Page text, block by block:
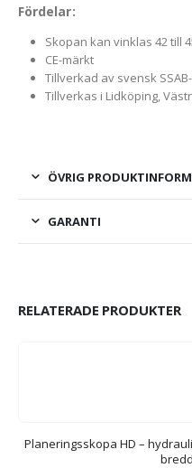
Fördelar:
Skopan kan vinklas 42 till
CE-märkt
Tillverkad av svensk
Tillverkas i Lidköping,
ÖVRIG
GARANTI
RELATERADE PRODUKTER
Planeringsskopa HD –